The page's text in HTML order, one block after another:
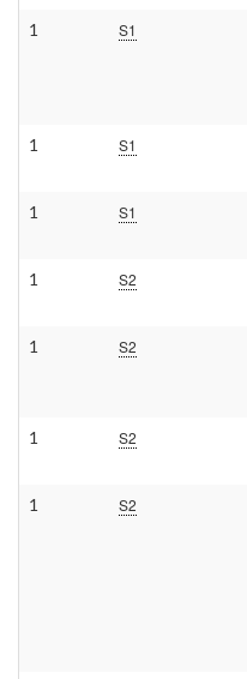
1 S1
1 S1
1 S1
1 S2
1 S2
1 S2
1 S2